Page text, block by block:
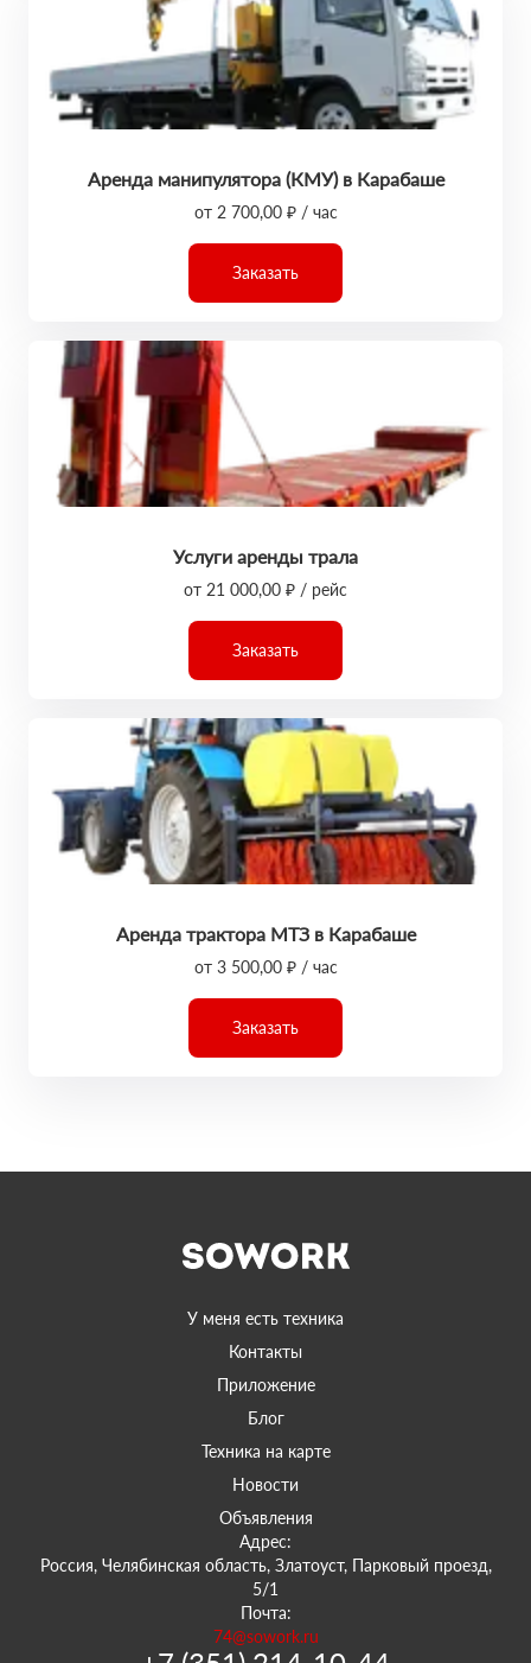
Аренда манипулятора (КМУ) в Карабаше
от 2 700,00 ₽ / час
Заказать
Услуги аренды трала
от 21 000,00 ₽ / рейс
Заказать
Аренда трактора МТЗ в Карабаше
от 3 500,00 ₽ / час
Заказать
У меня есть техника
Контакты
Приложение
Блог
Техника на карте
Новости
Объявления
Адрес:
Россия, Челябинская область, Златоуст, Парковый проезд,
5/1
Почта:
74@sowork.ru